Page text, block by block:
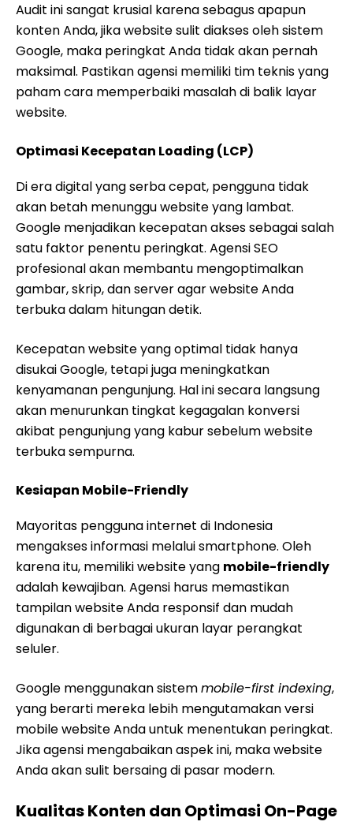
Audit ini sangat krusial karena sebagus apapun
konten Anda, jika website sulit diakses oleh sistem
Google, maka peringkat Anda tidak akan pernah
maksimal. Pastikan agensi memiliki tim teknis yang
paham cara memperbaiki masalah di balik layar
website.
Optimasi Kecepatan Loading (LCP)
Di era digital yang serba cepat, pengguna tidak
akan betah menunggu website yang lambat.
Google menjadikan kecepatan akses sebagai salah
satu faktor penentu peringkat. Agensi SEO
profesional akan membantu mengoptimalkan
gambar, skrip, dan server agar website Anda
terbuka dalam hitungan detik.
Kecepatan website yang optimal tidak hanya
disukai Google, tetapi juga meningkatkan
kenyamanan pengunjung. Hal ini secara langsung
akan menurunkan tingkat kegagalan konversi
akibat pengunjung yang kabur sebelum website
terbuka sempurna.
Kesiapan Mobile-Friendly
Mayoritas pengguna internet di Indonesia
mengakses informasi melalui smartphone. Oleh
karena itu, memiliki website yang mobile-friendly
adalah kewajiban. Agensi harus memastikan
tampilan website Anda responsif dan mudah
digunakan di berbagai ukuran layar perangkat
seluler.
Google menggunakan sistemmobile-first indexing,
yang berarti mereka lebih mengutamakan versi
mobile website Anda untuk menentukan peringkat.
Jika agensi mengabaikan aspek ini, maka website
Anda akan sulit bersaing di pasar modern.
Kualitas Konten dan Optimasi On-Page